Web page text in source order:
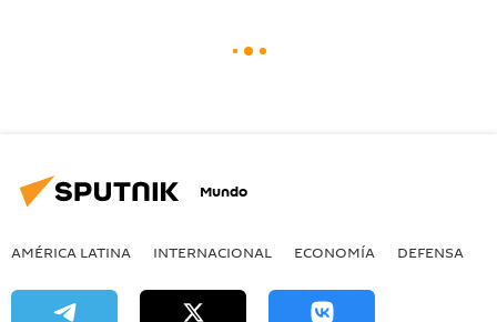
Mundo
AMÉRICA LATINA INTERNACIONAL ECONOMÍA DEFENSA